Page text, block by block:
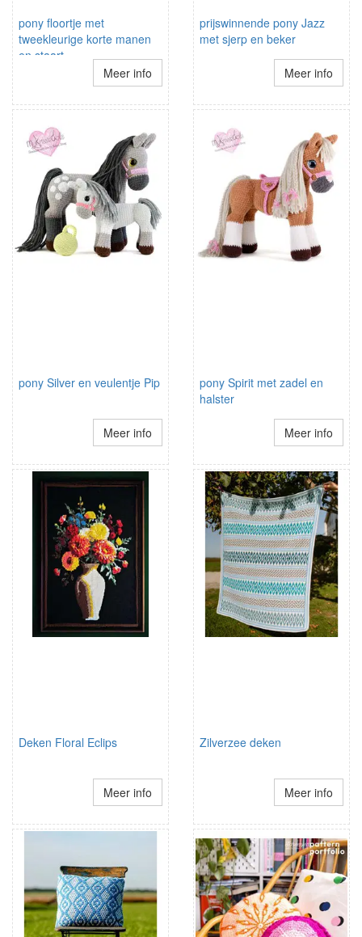
pony floortje met
tweekleurige korte manen
en staart
Meer info
prijswinnende pony Jazz
met sjerp en beker
Meer info
pony Silver en veulentje Pip
Meer info
pony Spirit met zadel en
halster
Meer info
Deken Floral Eclips
Meer info
Zilverzee deken
Meer info